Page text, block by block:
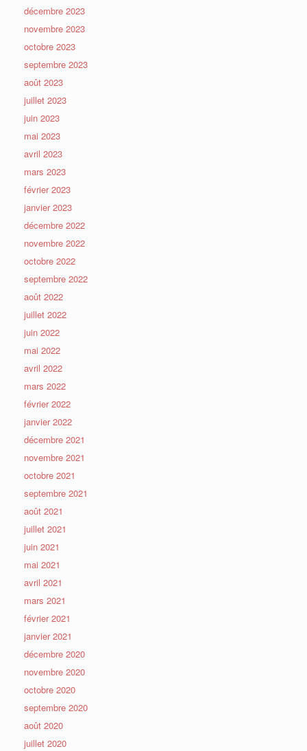
décembre 2023
novembre 2023
octobre 2023
septembre 2023
août 2023
juillet 2023
juin 2023
mai 2023
avril 2023
mars 2023
février 2023
janvier 2023
décembre 2022
novembre 2022
octobre 2022
septembre 2022
août 2022
juillet 2022
juin 2022
mai 2022
avril 2022
mars 2022
février 2022
janvier 2022
décembre 2021
novembre 2021
octobre 2021
septembre 2021
août 2021
juillet 2021
juin 2021
mai 2021
avril 2021
mars 2021
février 2021
janvier 2021
décembre 2020
novembre 2020
octobre 2020
septembre 2020
août 2020
juillet 2020